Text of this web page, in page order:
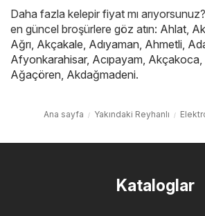
Daha fazla kelepir fiyat mı
en güncel broşürlere göz atın: Ahlat,
Ağrı, Akçakale, Adıyaman, Ahmetli,
Afyonkarahisar, Acıpayam, Akçakoca,
Ağaçören, Akdağmadeni.
Ana sayfa Yakındaki Reyhanlı
Kataloglar